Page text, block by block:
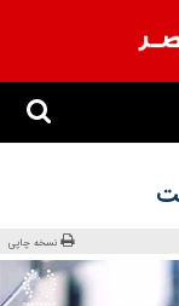
نسخه چاپی